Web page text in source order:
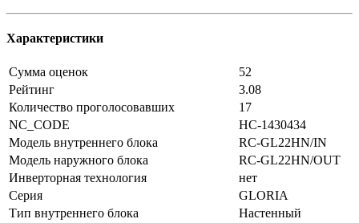
Характеристики
Сумма оценок
52
Рейтинг
3.08
Количество проголосовавших
17
NC_CODE
НС-1430434
Модель внутреннего блока
RC-GL22HN/IN
Модель наружного блока
RC-GL22HN/OUT
Инверторная технология
нет
Серия
GLORIA
Тип внутреннего блока
Настенный